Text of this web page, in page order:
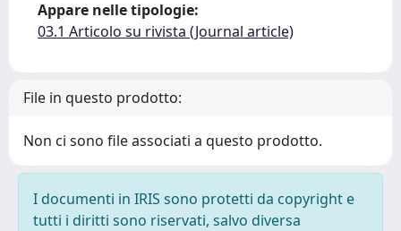
Appare nelle tipologie:
03.1 Articolo su rivista (Journal article)
File in questo prodotto:
Non ci sono file associati a questo prodotto.
I documenti in IRIS sono protetti da copyright e
tutti i diritti sono riservati, salvo diversa